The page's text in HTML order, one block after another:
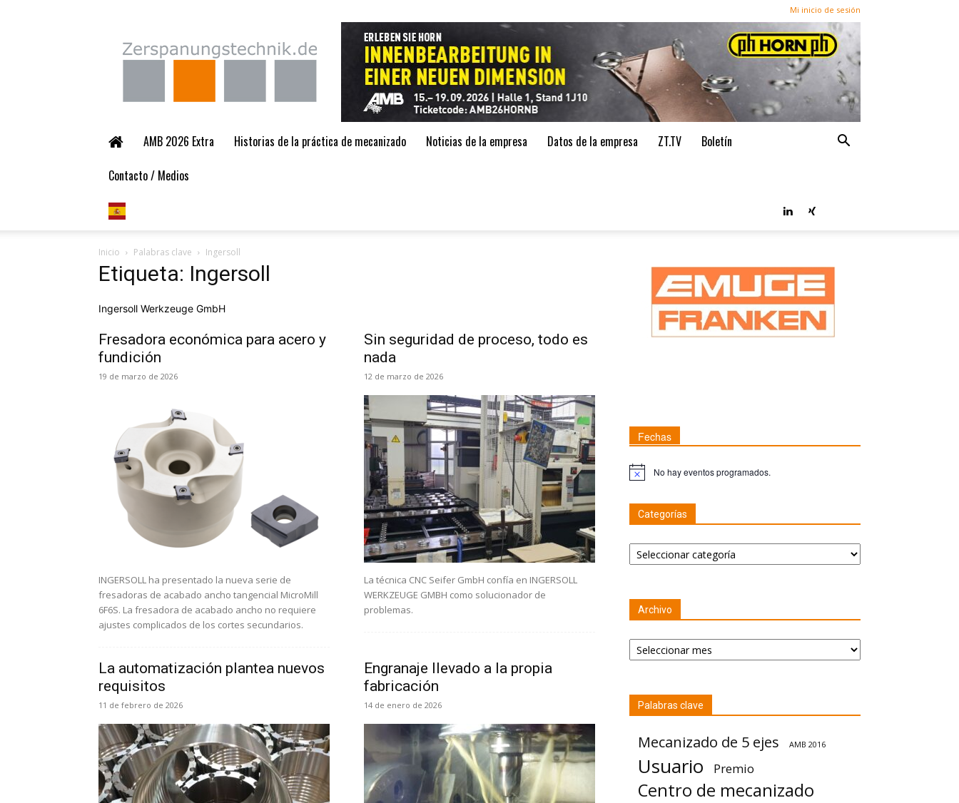
Mi inicio de sesión
Zerspanungstechnik.de
AMB 2026 Extra Historias de la práctica de mecanizado Noticias de la empresa Datos de la empresa ZT.TV
Boletín
Contacto / Medios
Inicio Palabras clave Ingersoll
Etiqueta: Ingersoll
Ingersoll Werkzeuge GmbH
Fresadora económica para acero y
fundición
19 de marzo de 2026
INGERSOLL ha presentado la nueva serie de
fresadoras de acabado ancho tangencial MicroMill
6F6S. La fresadora de acabado ancho no requiere
ajustes complicados de los cortes secundarios.
Sin seguridad de proceso, todo es
nada
12 de marzo de 2026
La técnica CNC Seifer GmbH confía en INGERSOLL
WERKZEUGE GMBH como solucionador de
problemas.
La automatización plantea nuevos
requisitos
11 de febrero de 2026
Engranaje llevado a la propia
fabricación
14 de enero de 2026
Fechas
Nota No hay eventos programados.
Categorías
Categorías
Archivo
Archivo
Palabras clave
Mecanizado de 5 ejes AMB 2016
Usuario Premio
Centro de mecanizado